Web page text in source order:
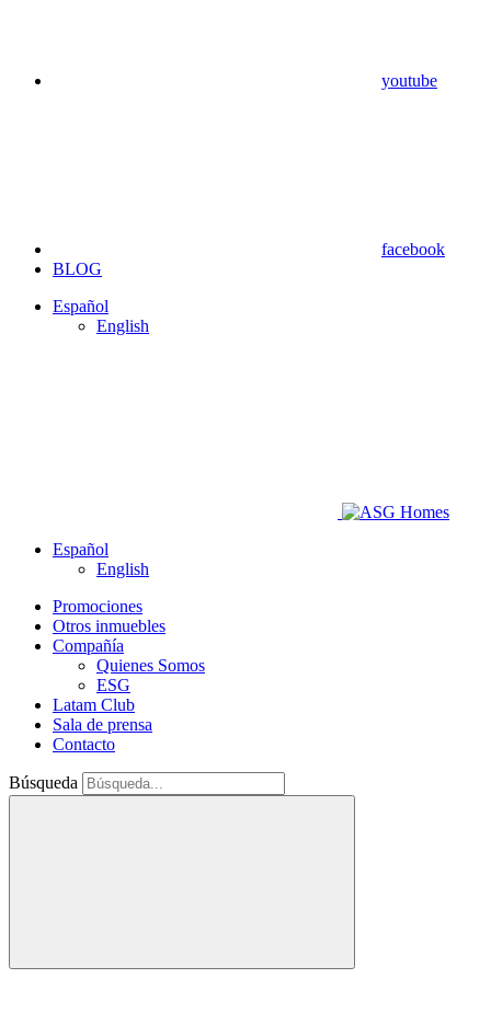
youtube
facebook
BLOG
Español
English
Español
English
Promociones
Otros inmuebles
Compañía
Quienes Somos
ESG
Latam Club
Sala de prensa
Contacto
Búsqueda